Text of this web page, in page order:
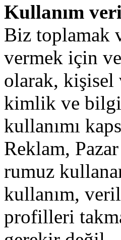
Kullanım
Biz toplamak
vermek için
olarak, kişisel
kimlik ve bilgi
kullanımı
Reklam, Pazar
rumuz
kullanım,
profilleri